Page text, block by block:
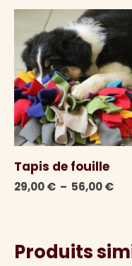
Tapis de fouille
29,00€ – 56,00€
Produits